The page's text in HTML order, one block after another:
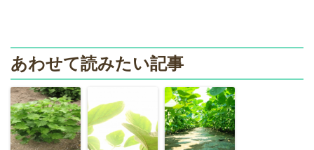
あわせて読みたい記事